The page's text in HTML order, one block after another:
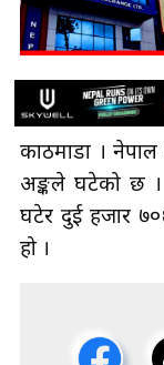
काठमाडौँ ।
अङ्कले घटेको छ
घटेर दुई हजार
हो ।